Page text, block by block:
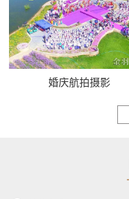
婚庆航拍摄影